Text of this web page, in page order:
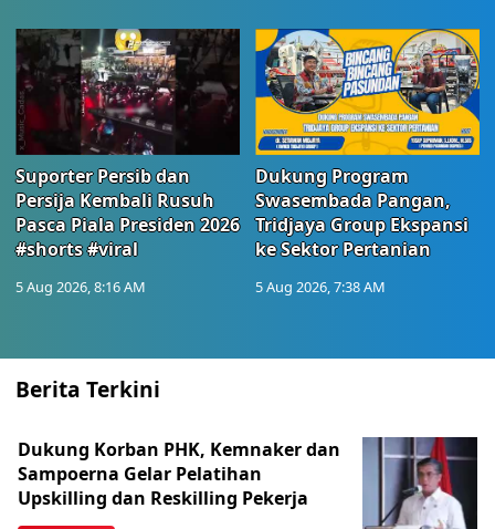
Suporter Persib dan
Persija Kembali Rusuh
Pasca Piala Presiden 2026
#shorts #viral
5 Aug 2026, 8:16 AM
Dukung Program
Swasembada Pangan,
Tridjaya Group Ekspansi
ke Sektor Pertanian
5 Aug 2026, 7:38 AM
Berita Terkini
Dukung Korban PHK, Kemnaker dan
Sampoerna Gelar Pelatihan
Upskilling dan Reskilling Pekerja